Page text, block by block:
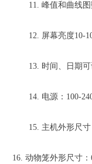
11. 峰值和曲线
12. 屏幕亮度10-
13. 时间、日期可
14. 电源： 100-
15. 主机外形尺寸
16. 动物笼外形尺寸：